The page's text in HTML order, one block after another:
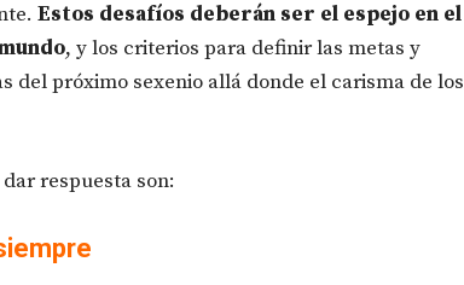
Estos desafíos deberán ser el espejo en el
, y los criterios para definir las metas y
del próximo sexenio allá donde el carisma de los
respuesta son: